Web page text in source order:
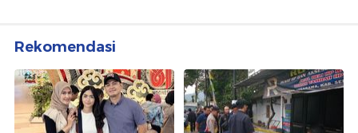
Rekomendasi